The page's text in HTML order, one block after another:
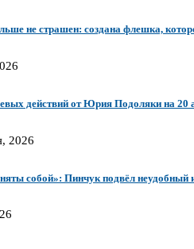
не страшен: создана флешка,
действий от Юрия Подоляки на 20
2026
собой»: Пинчук подвёл неудобный